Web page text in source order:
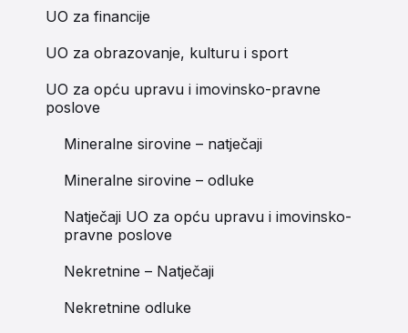
UO za financije
UO za obrazovanje, kulturu i sport
UO za opću upravu i imovinsko-pravne
poslove
Mineralne sirovine – natječaji
Mineralne sirovine – odluke
Natječaji UO za opću upravu i imovinsko-
pravne poslove
Nekretnine – Natječaji
Nekretnine odluke